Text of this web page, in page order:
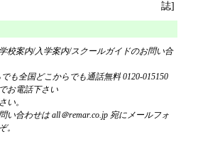
誌]
校案内/入学案内/スクールガイドのお問い合
い。
い合わせはall＠remar.co.jp 宛にメールフォ
。